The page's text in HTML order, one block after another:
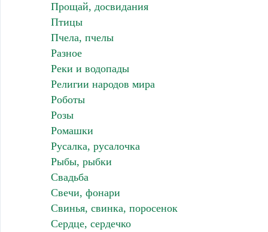
Прощай, досвидания
Птицы
Пчела, пчелы
Разное
Реки и водопады
Религии народов мира
Роботы
Розы
Ромашки
Русалка, русалочка
Рыбы, рыбки
Свадьба
Свечи, фонари
Свинья, свинка, поросенок
Сердце, сердечко